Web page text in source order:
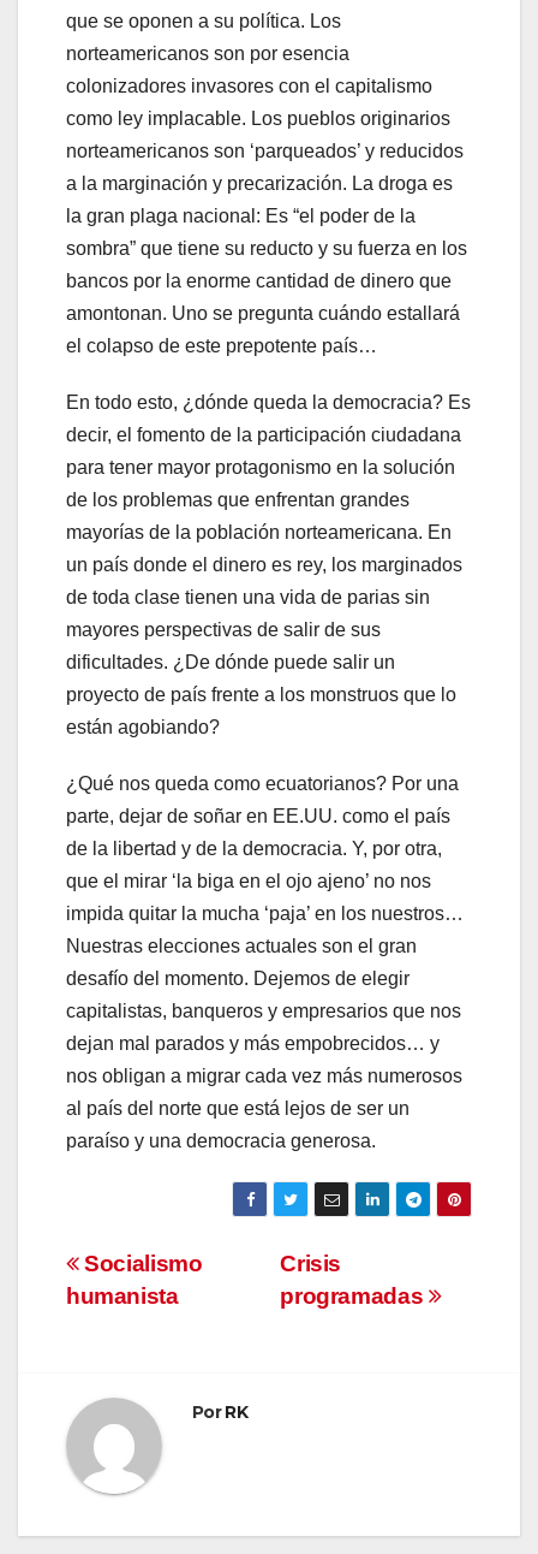
que se oponen a su política. Los
norteamericanos son por esencia
colonizadores invasores con el capitalismo
como ley implacable. Los pueblos originarios
norteamericanos son ‘parqueados’ y reducidos
a la marginación y precarización. La droga es
la gran plaga nacional: Es “el poder de la
sombra” que tiene su reducto y su fuerza en los
bancos por la enorme cantidad de dinero que
amontonan. Uno se pregunta cuándo estallará
el colapso de este prepotente país…
En todo esto, ¿dónde queda la democracia? Es
decir, el fomento de la participación ciudadana
para tener mayor protagonismo en la solución
de los problemas que enfrentan grandes
mayorías de la población norteamericana. En
un país donde el dinero es rey, los marginados
de toda clase tienen una vida de parias sin
mayores perspectivas de salir de sus
dificultades. ¿De dónde puede salir un
proyecto de país frente a los monstruos que lo
están agobiando?
¿Qué nos queda como ecuatorianos? Por una
parte, dejar de soñar en EE.UU. como el país
de la libertad y de la democracia. Y, por otra,
que el mirar ‘la biga en el ojo ajeno’ no nos
impida quitar la mucha ‘paja’ en los nuestros…
Nuestras elecciones actuales son el gran
desafío del momento. Dejemos de elegir
capitalistas, banqueros y empresarios que nos
dejan mal parados y más empobrecidos… y
nos obligan a migrar cada vez más numerosos
al país del norte que está lejos de ser un
paraíso y una democracia generosa.
Navegación
de
Crisis
programadas
Socialismo
humanista
PorRK